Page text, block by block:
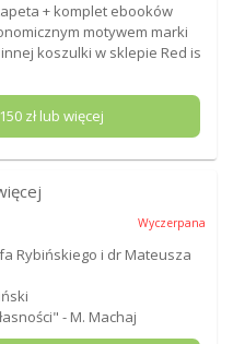
+ komplet ebooków
motywem marki
koszulki w sklepie Red is
150zł lub więcej
Wyczerpana
Rybińskiego i dr Mateusza
- M. Machaj